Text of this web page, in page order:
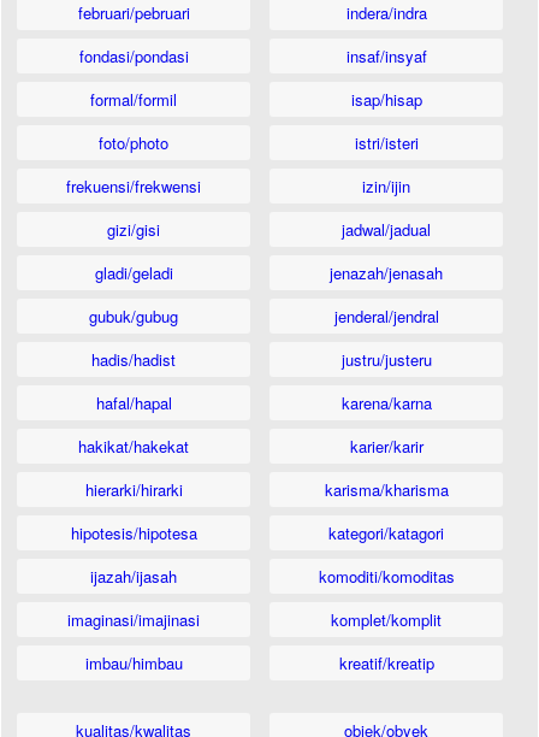
februari/pebruari
fondasi/pondasi
formal/formil
foto/photo
frekuensi/frekwensi
gizi/gisi
gladi/geladi
gubuk/gubug
hadis/hadist
hafal/hapal
hakikat/hakekat
hierarki/hirarki
hipotesis/hipotesa
ijazah/ijasah
imaginasi/imajinasi
imbau/himbau
indera/indra
insaf/insyaf
isap/hisap
istri/isteri
izin/ijin
jadwal/jadual
jenazah/jenasah
jenderal/jendral
justru/justeru
karena/karna
karier/karir
karisma/kharisma
kategori/katagori
komoditi/komoditas
komplet/komplit
kreatif/kreatip
kualitas/kwalitas objek/obyek